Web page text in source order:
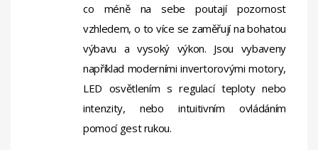
co méně na sebe poutají pozornost
vzhledem, o to více se zaměřují na bohatou
výbavu a vysoký výkon. Jsou vybaveny
například moderními invertorovými motory,
LED osvětlením s regulací teploty nebo
intenzity, nebo intuitivním ovládáním
pomocí gest rukou.